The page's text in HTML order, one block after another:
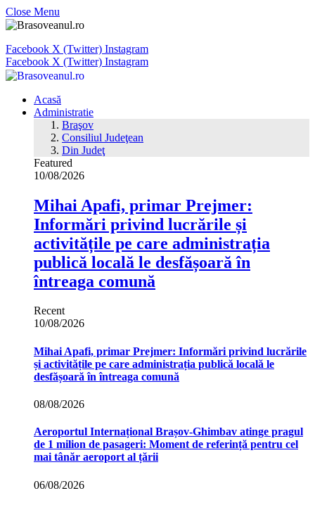
Close Menu
Facebook X (Twitter) Instagram
Facebook X (Twitter) Instagram
Acasă
Administratie
Braşov
Consiliul Judeţean
Din Judeţ
Featured
10/08/2026
Mihai Apafi, primar Prejmer:
Informări privind lucrările și
activitățile pe care administrația
publică locală le desfășoară în
întreaga comună
Recent
10/08/2026
Mihai Apafi, primar Prejmer: Informări privind lucrările
și activitățile pe care administrația publică locală le
desfășoară în întreaga comună
08/08/2026
Aeroportul Internațional Brașov‑Ghimbav atinge pragul
de 1 milion de pasageri: Moment de referință pentru cel
mai tânăr aeroport al țării
06/08/2026